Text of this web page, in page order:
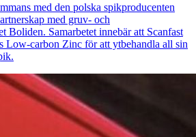
med den polska spikproducenten
med gruv- och
Boliden. Samarbetet innebär att Scanfast
Low-carbon Zinc för att ytbehandla all sin